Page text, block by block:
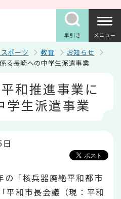
早引き メニュー
ポーツ 教育
お知らせ
る長崎への中学生派遣事業
和推進事業に
学生派遣事業
の「核兵器廃絶平和都市
平和市長会議（現：平和